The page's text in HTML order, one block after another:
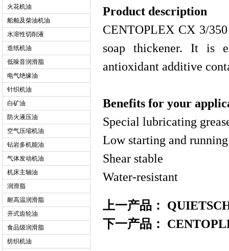
火花机油
船舶及柴油机油
水溶性切削液
造纸机油
低噪音润滑脂
电气绝缘油
针织机油
白矿油
防火液压油
空气压缩机油
钻岩多机能油
气体发动机油
机床主轴油
润滑脂
耐高温润滑脂
开式齿轮油
食品级润滑脂
纺织机油
Product description
CENTOPLEX CX 3/
soap thickener. It is
antioxidant additive
Benefits for your
Special lubricating
Low starting and
Shear stable
Water-resistant
上一产品：
下一产品：